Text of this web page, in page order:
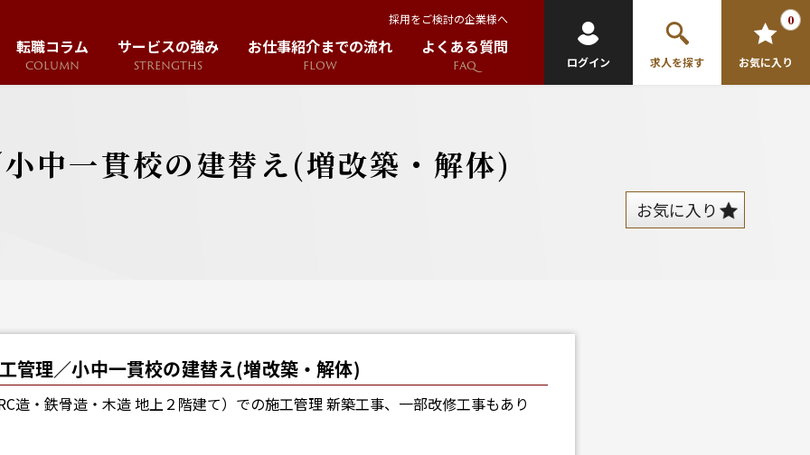
採用をご検討の企業様へ
転職コラム
COLUMN
サービスの強み
STRENGTHS
お仕事紹介までの流れ
FLOW
よくある質問
FAQ ログイン 求人を探す お気に入り
0
中一貫校の建替え(増改築・解体)
お気に入り
管理／小中一貫校の建替え(増改築・解体)
造・鉄骨造・木造 地上２階建て）での施工管理 新築工事、一部改修工事もあり